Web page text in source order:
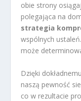
obie strony
polegająca na
strategia
wspólnych
może
Dzięki
naszą pewność
co w rezultacie